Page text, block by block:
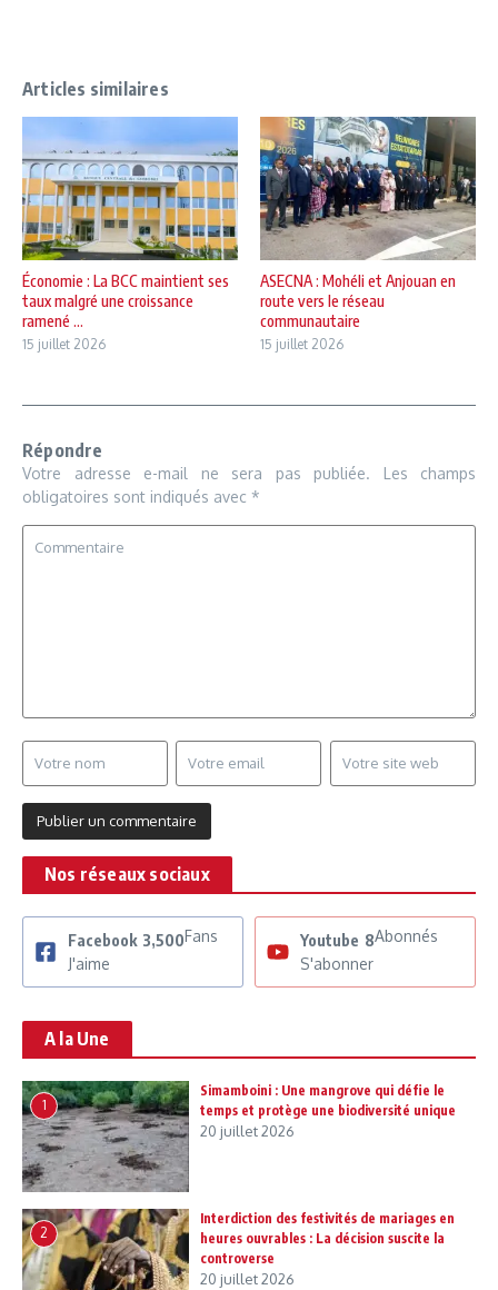
Articles similaires
Économie : La BCC maintient ses
taux malgré une croissance
ramené ...
15 juillet 2026
ASECNA : Mohéli et Anjouan en
route vers le réseau
communautaire
15 juillet 2026
Répondre
Votre adresse e-mail ne sera pas publiée.
Les champs
obligatoires sont indiqués avec *
Nos réseaux sociaux
Facebook 3,500Fans
J'aime
Youtube 8Abonnés
S'abonner
A la Une
1
Simamboini : Une mangrove qui défie le
temps et protège une biodiversité unique
20 juillet 2026
2
Interdiction des festivités de mariages en
heures ouvrables : La décision suscite la
controverse
20 juillet 2026